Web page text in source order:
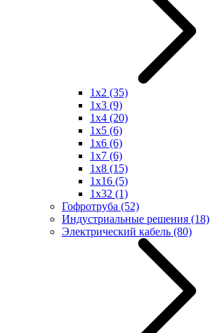
1x2 (35)
1x3 (9)
1x4 (20)
1x5 (6)
1x6 (6)
1x7 (6)
1x8 (15)
1x16 (5)
1x32 (1)
Гофротруба (52)
Индустриальные решения (18)
Электрический кабель (80)